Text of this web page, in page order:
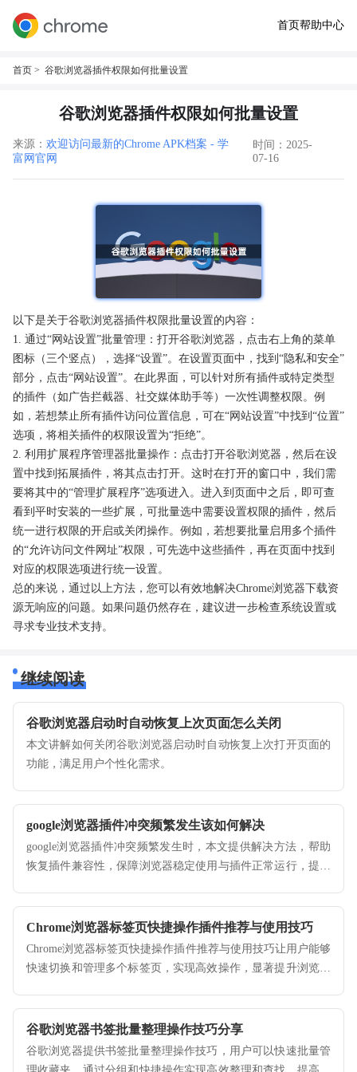
首页帮助中心
首页 > 谷歌浏览器插件权限如何批量设置
谷歌浏览器插件权限如何批量设置
来源： 欢迎访问最新的Chrome APK档案 - 学
富网官网
时间：2025-
07-16
以下是关于谷歌浏览器插件权限批量设置的内容：
1. 通过“网站设置”批量管理：打开谷歌浏览器，点击右上角的菜单
图标（三个竖点），选择“设置”。在设置页面中，找到“隐私和安全”
部分，点击“网站设置”。在此界面，可以针对所有插件或特定类型
的插件（如广告拦截器、社交媒体助手等）一次性调整权限。例
如，若想禁止所有插件访问位置信息，可在“网站设置”中找到“位置”
选项，将相关插件的权限设置为“拒绝”。
2. 利用扩展程序管理器批量操作：点击打开谷歌浏览器，然后在设
置中找到拓展插件，将其点击打开。这时在打开的窗口中，我们需
要将其中的“管理扩展程序”选项进入。进入到页面中之后，即可查
看到平时安装的一些扩展，可批量选中需要设置权限的插件，然后
统一进行权限的开启或关闭操作。例如，若想要批量启用多个插件
的“允许访问文件网址”权限，可先选中这些插件，再在页面中找到
对应的权限选项进行统一设置。
总的来说，通过以上方法，您可以有效地解决Chrome浏览器下载资
源无响应的问题。如果问题仍然存在，建议进一步检查系统设置或
寻求专业技术支持。
继续阅读
谷歌浏览器启动时自动恢复上次页面怎么关闭
本文讲解如何关闭谷歌浏览器启动时自动恢复上次打开页面的
功能，满足用户个性化需求。
google浏览器插件冲突频繁发生该如何解决
google浏览器插件冲突频繁发生时，本文提供解决方法，帮助
恢复插件兼容性，保障浏览器稳定使用与插件正常运行，提升
Chrome浏览器标签页快捷操作插件推荐与使用技巧
Chrome浏览器标签页快捷操作插件推荐与使用技巧让用户能够
快速切换和管理多个标签页，实现高效操作，显著提升浏览体
谷歌浏览器书签批量整理操作技巧分享
谷歌浏览器提供书签批量整理操作技巧，用户可以快速批量管